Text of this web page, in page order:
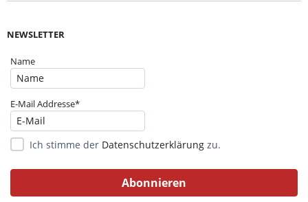
NEWSLETTER
Name
E-Mail Addresse*
Ich stimme der Datenschutzerklärung zu.